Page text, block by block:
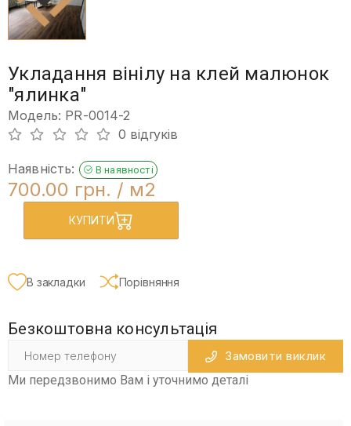
Укладання вінілу на клей малюнок
"ялинка"
Модель: PR-0014-2
0 відгуків
Наявність: В наявності
700.00 грн. / м2
КУПИТИ
В закладки Порівняння
Безкоштовна консультація
Замовити виклик
Ми передзвонимо Вам і уточнимо деталі